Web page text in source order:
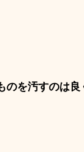
汚すのは良